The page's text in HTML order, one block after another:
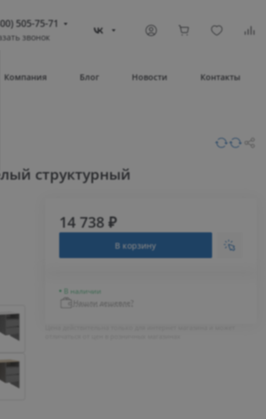
505-75-71
звонок
Компания Блог Новости Контакты
структурный
14 738 ₽
В корзину
В наличии
Нашли дешевле?